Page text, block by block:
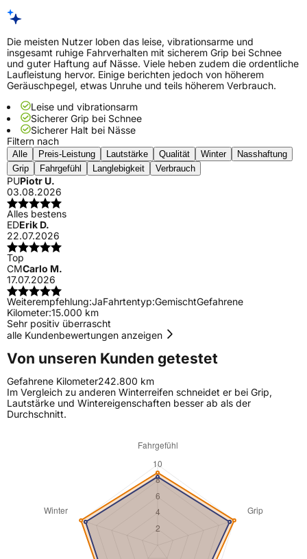
Die meisten Nutzer loben das leise, vibrationsarme und
insgesamt ruhige Fahrverhalten mit sicherem Grip bei Schnee
und guter Haftung auf Nässe. Viele heben zudem die ordentliche
Laufleistung hervor. Einige berichten jedoch von höherem
Geräuschpegel, etwas Unruhe und teils höherem Verbrauch.
Leise und vibrationsarm
Sicherer Grip bei Schnee
Sicherer Halt bei Nässe
Filtern nach
Alle Preis-Leistung Lautstärke Qualität Winter
Nasshaftung
Grip
Fahrgefühl Langlebigkeit Verbrauch
PUPiotr U.
03.08.2026
Alles bestens
EDErik D.
22.07.2026
Top
CMCarlo M.
17.07.2026
Weiterempfehlung:JaFahrtentyp:GemischtGefahrene
Kilometer:15.000 km
Sehr positiv überrascht
alle Kundenbewertungen anzeigen
Von unseren Kunden getestet
Gefahrene Kilometer242.800 km
Im Vergleich zu anderen Winterreifen schneidet er bei Grip,
Lautstärke und Wintereigenschaften besser ab als der
Durchschnitt.